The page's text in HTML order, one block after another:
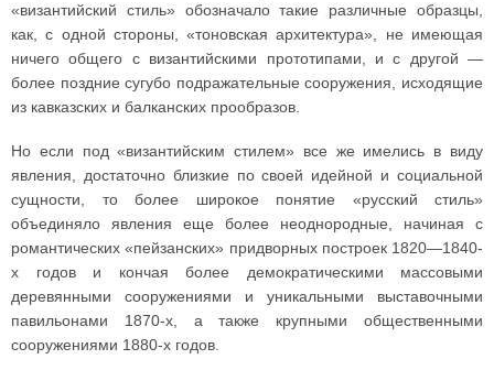
«византийский стиль» обозначало такие различные образцы,
как, с одной стороны, «тоновская архитектура», не имеющая
ничего общего с византийскими прототипами, и с другой —
более поздние сугубо подражательные сооружения, исходящие
из кавказских и балканских прообразов.
Но если под «византийским стилем» все же имелись в виду
явления, достаточно близкие по своей идейной и социальной
сущности, то более широкое понятие «русский стиль»
объединяло явления еще более неоднородные, начиная с
романтических «пейзанских» придворных построек 1820—1840-
х годов и кончая более демократическими массовыми
деревянными сооружениями и уникальными выставочными
павильонами 1870-х, а также крупными общественными
сооружениями 1880-х годов.